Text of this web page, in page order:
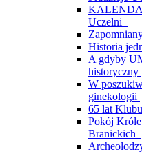
Uczelni
Historia
A gdyby
historyczny
W
ginekologii
65 lat
Pokój
Branickich